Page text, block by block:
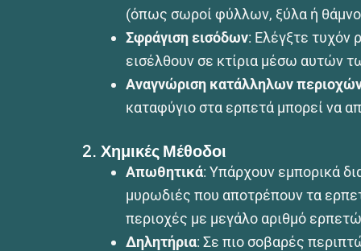
(όπως σωροί φύλλων, ξύλα ή
Σφράγιση εισόδων: Ελέγξτε τυχόν
εισέλθουν σε κτίρια μέσω αυτών
Αναγνώριση κατάλληλων
καταφύγιο στα ερπετά μπορεί να
2. Χημικές Μέθοδοι
Απωθητικά: Υπάρχουν εμπορικά
μυρωδιές που αποτρέπουν τα
περιοχές με μεγάλο αριθμό
Δηλητήρια: Σε πιο σοβαρές